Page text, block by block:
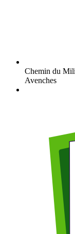
Chemin du
Avenches